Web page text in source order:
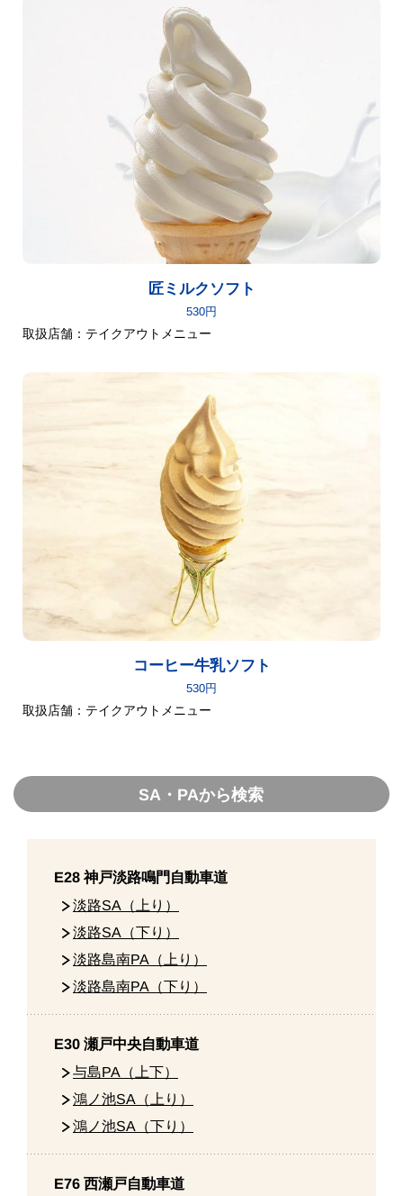
匠ミルクソフト
530円
取扱店舗：テイクアウトメニュー
コーヒー牛乳ソフト
530円
取扱店舗：テイクアウトメニュー
SA・PAから検索
E28 神戸淡路鳴門自動車道
淡路SA（上り）
淡路SA（下り）
淡路島南PA（上り）
淡路島南PA（下り）
E30 瀬戸中央自動車道
与島PA（上下）
鴻ノ池SA（上り）
鴻ノ池SA（下り）
E76 西瀬戸自動車道